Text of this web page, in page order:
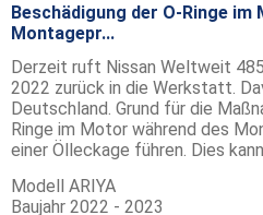
Beschädigung der O-Ringe
Montagepr...
Derzeit ruft Nissan Weltweit
2022 zurück in die Werkstatt.
Deutschland. Grund für die
Ringe im Motor während des
einer Ölleckage führen. Dies kann
Modell ARIYA
Baujahr 2022 - 2023